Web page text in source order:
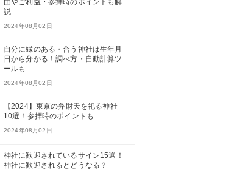
由やご利益・参拝時のポイントも解
説
2024年08月02日
自分に縁のある・合う神社は生年月
日から分かる！調べ方・自動計算ツ
ールも
2024年08月02日
【2024】東京の弁財天を祀る神社
10選！参拝時のポイントも
2024年08月02日
神社に歓迎されているサイン15選！
神社に歓迎されるとどうなる？